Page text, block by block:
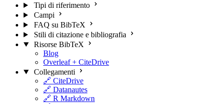
Tipi di riferimento
Campi
FAQ su BibTeX
Stili di citazione e bibliografia
Risorse BibTeX
Blog
Overleaf + CiteDrive
Collegamenti
🔗 CiteDrive
🔗 Datanautes
🔗 R Markdown